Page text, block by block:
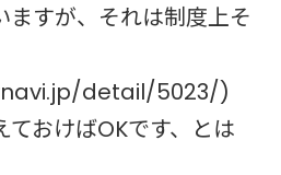
ますが、それは制度上そ
detail/5023/)
おけばOKです、とは